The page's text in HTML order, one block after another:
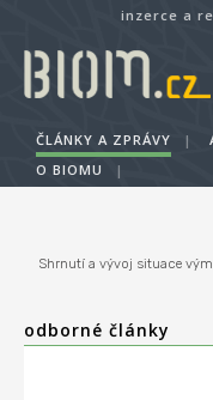
inzerce a
ČLÁNKY A ZPRÁVY |
O BIOMU
|
Shrnutí a vývoj situace
odborné články